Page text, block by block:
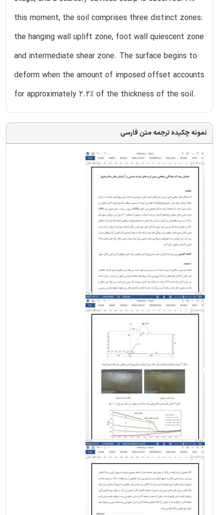
this moment, the soil comprises three distinct zones:
the hanging wall uplift zone, foot wall quiescent zone
and intermediate shear zone. The surface begins to
deform when the amount of imposed offset accounts
for approximately 2.2% of the thickness of the soil.
نمونه چکیده ترجمه متن فارسی